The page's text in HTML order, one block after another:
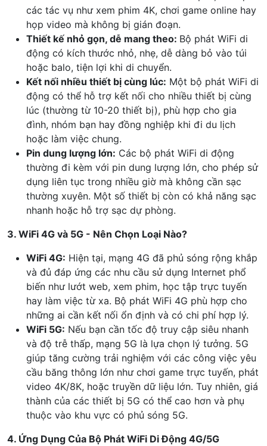
các tác vụ như xem phim 4K, chơi game online hay
họp video mà không bị gián đoạn.
Thiết kế nhỏ gọn, dễ mang theo: Bộ phát WiFi di
động có kích thước nhỏ, nhẹ, dễ dàng bỏ vào túi
hoặc balo, tiện lợi khi di chuyển.
Kết nối nhiều thiết bị cùng lúc: Một bộ phát WiFi di
động có thể hỗ trợ kết nối cho nhiều thiết bị cùng
lúc (thường từ 10-20 thiết bị), phù hợp cho gia
đình, nhóm bạn hay đồng nghiệp khi đi du lịch
hoặc làm việc chung.
Pin dung lượng lớn: Các bộ phát WiFi di động
thường đi kèm với pin dung lượng lớn, cho phép sử
dụng liên tục trong nhiều giờ mà không cần sạc
thường xuyên. Một số thiết bị còn có khả năng sạc
nhanh hoặc hỗ trợ sạc dự phòng.
3. WiFi 4G và 5G - Nên Chọn Loại Nào?
WiFi 4G: Hiện tại, mạng 4G đã phủ sóng rộng khắp
và đủ đáp ứng các nhu cầu sử dụng Internet phổ
biến như lướt web, xem phim, học tập trực tuyến
hay làm việc từ xa. Bộ phát WiFi 4G phù hợp cho
những ai cần kết nối ổn định và có chi phí hợp lý.
WiFi 5G: Nếu bạn cần tốc độ truy cập siêu nhanh
và độ trễ thấp, mạng 5G là lựa chọn lý tưởng. 5G
giúp tăng cường trải nghiệm với các công việc yêu
cầu băng thông lớn như chơi game trực tuyến, phát
video 4K/8K, hoặc truyền dữ liệu lớn. Tuy nhiên, giá
thành của các thiết bị 5G có thể cao hơn và phụ
thuộc vào khu vực có phủ sóng 5G.
4. Ứng Dụng Của Bộ Phát WiFi Di Động 4G/5G